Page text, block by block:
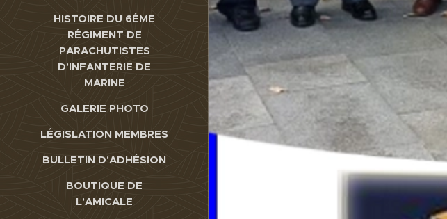
HISTOIRE DU 6ÉME
RÉGIMENT DE
PARACHUTISTES
D'INFANTERIE DE
MARINE
GALERIE PHOTO
LÉGISLATION MEMBRES
BULLETIN D'ADHÉSION
BOUTIQUE DE
L'AMICALE